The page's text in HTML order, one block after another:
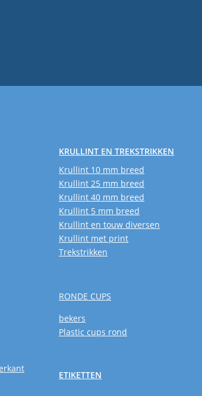
KRULLINT EN TREKSTRIKKEN
Krullint 10 mm breed
Krullint 25 mm breed
Krullint 40 mm breed
Krullint 5 mm breed
Krullint en touw diversen
Krullint met print
Trekstrikken
RONDE CUPS
bekers
Plastic cups rond
ETIKETTEN